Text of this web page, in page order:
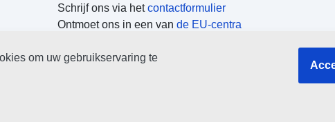
Schrijf ons via hetcontactformulier
Ontmoet ons in een van de EU-centra
om uw gebruikservaring te